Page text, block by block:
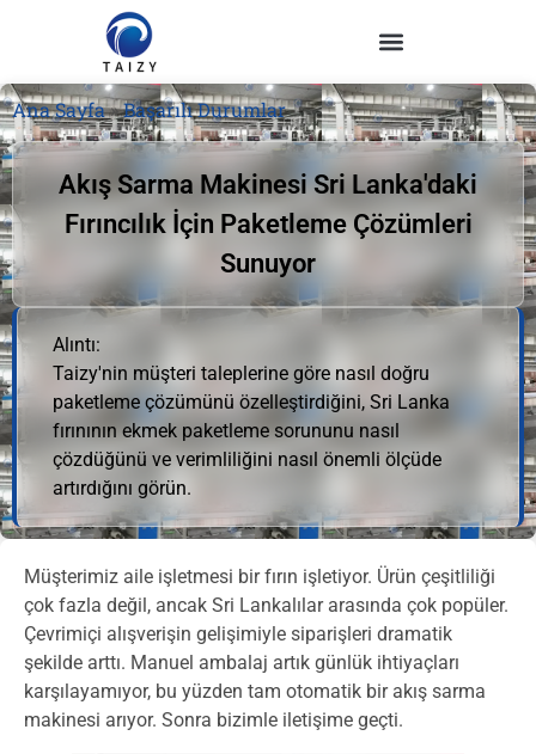
Ana Sayfa»Başarılı Durumlar
Akış Sarma Makinesi Sri Lanka'daki
Fırıncılık İçin Paketleme Çözümleri
Sunuyor
Alıntı:
Taizy'nin müşteri taleplerine göre nasıl doğru
paketleme çözümünü özelleştirdiğini, Sri Lanka
fırınının ekmek paketleme sorununu nasıl
çözdüğünü ve verimliliğini nasıl önemli ölçüde
artırdığını görün.
Müşterimiz aile işletmesi bir fırın işletiyor. Ürün çeşitliliği
çok fazla değil, ancak Sri Lankalılar arasında çok popüler.
Çevrimiçi alışverişin gelişimiyle siparişleri dramatik
şekilde arttı. Manuel ambalaj artık günlük ihtiyaçları
karşılayamıyor, bu yüzden tam otomatik bir akış sarma
makinesi arıyor. Sonra bizimle iletişime geçti.